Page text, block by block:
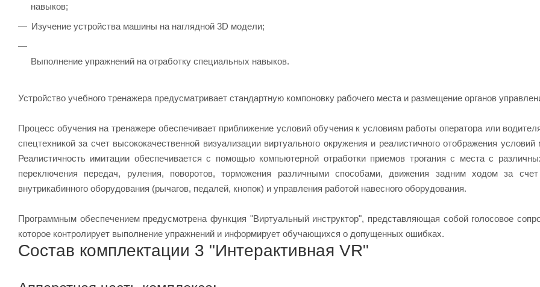
навыков;
Изучение устройства машины на наглядной 3D модели;
Выполнение упражнений на отработку специальных навыков.
Устройство учебного тренажера предусматривает стандартную компоновку рабочего места и размещение органов
Процесс обучения на тренажере обеспечивает приближение условий обучения к условиям работы оператора или
спецтехникой за счет высококачественной визуализации виртуального окружения и реалистичного отображения условий
Реалистичность имитации обеспечивается с помощью компьютерной отработки приемов трогания с места с
переключения передач, руления, поворотов, торможения различными способами, движения задним ходом за
внутрикабинного оборудования (рычагов, педалей, кнопок) и управления работой навесного оборудования.
Программным обеспечением предусмотрена функция "Виртуальный инструктор", представляющая собой голосовое
которое контролирует выполнение упражнений и информирует обучающихся о допущенных ошибках.
Состав комплектации 3 "Интерактивная VR"